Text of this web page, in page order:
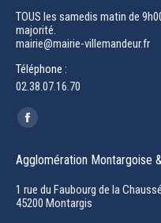
TOUS les samedis matin de
majorité.
mairie@mairie-villemandeur.fr
Téléphone :
02.38.07.16.70
Trouvez nous sur :
Facebook
opens
in
new
Agglomération Montargoise
1 rue du Faubourg de la
45200 Montargis